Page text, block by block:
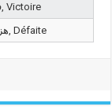
فاز, Victoire
هزيمة, Défaite